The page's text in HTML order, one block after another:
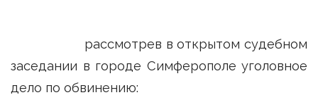
рассмотрев в открытом судебном
заседании в городе Симферополе уголовное
дело по обвинению: